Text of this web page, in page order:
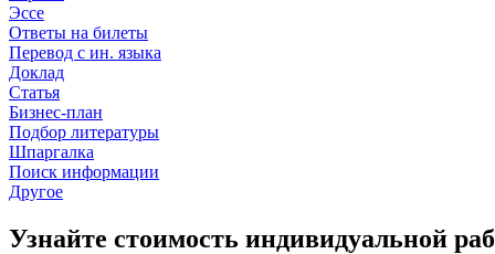
Эссе
Ответы на билеты
Перевод с ин. языка
Доклад
Статья
Бизнес-план
Подбор литературы
Шпаргалка
Поиск информации
Другое
Узнайте стоимость индивидуальной